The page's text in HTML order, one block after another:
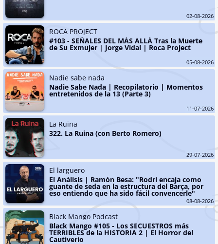
02-08-2026
ROCA PROJECT
#103 - SEÑALES DEL MÁS ALLÁ Tras la Muerte
de Su Exmujer | Jorge Vidal | Roca Project
05-08-2026
Nadie sabe nada
Nadie Sabe Nada | Recopilatorio | Momentos
entretenidos de la 13 (Parte 3)
11-07-2026
La Ruina
322. La Ruina (con Berto Romero)
29-07-2026
El larguero
El Análisis | Ramón Besa: "Rodri encaja como
guante de seda en la estructura del Barça, por
eso entiendo que ha sido fácil convencerle"
08-08-2026
Black Mango Podcast
Black Mango #105 - Los SECUESTROS más
TERRIBLES de la HISTORIA 2 | El Horror del
Cautiverio